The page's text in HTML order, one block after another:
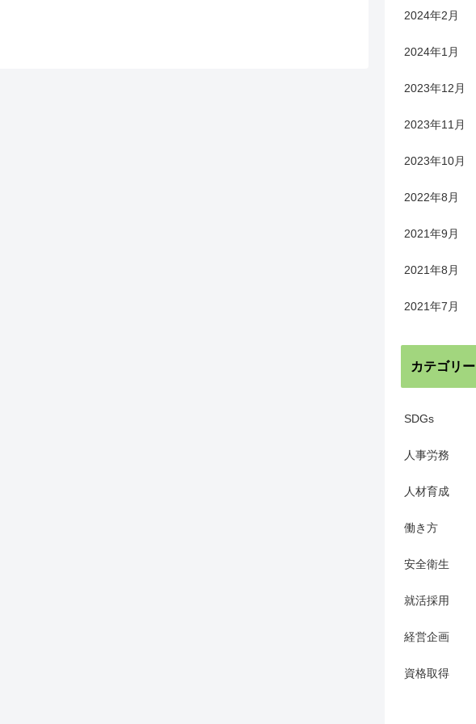
2024年2月
2024年1月
2023年12月
2023年11月
2023年10月
2022年8月
2021年9月
2021年8月
2021年7月
カテゴリー
SDGs
人事労務
人材育成
働き方
安全衛生
就活採用
経営企画
資格取得